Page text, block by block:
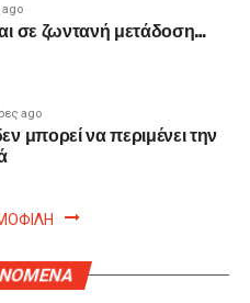
σε ζωντανή μετάδοση…
ago
μπορεί να περιμένει την